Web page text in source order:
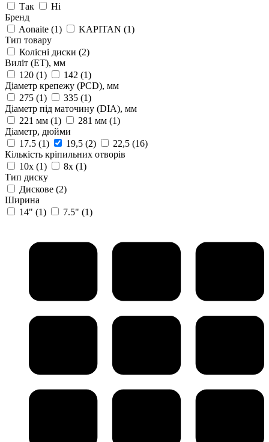
Так
Ні
Бренд
Aonaite (1) KAPITAN (1)
Тип товару
Колісні диски (2)
Виліт (ET), мм
120 (1) 142 (1)
Діаметр крепежу (PCD), мм
275 (1) 335 (1)
Діаметр під маточину (DIA), мм
221 мм (1) 281 мм (1)
Діаметр, дюйми
17.5 (1) 19,5 (2) 22,5 (16)
Кількість кріпильних отворів
10х (1) 8х (1)
Тип диску
Дискове (2)
Ширина
14" (1) 7.5" (1)